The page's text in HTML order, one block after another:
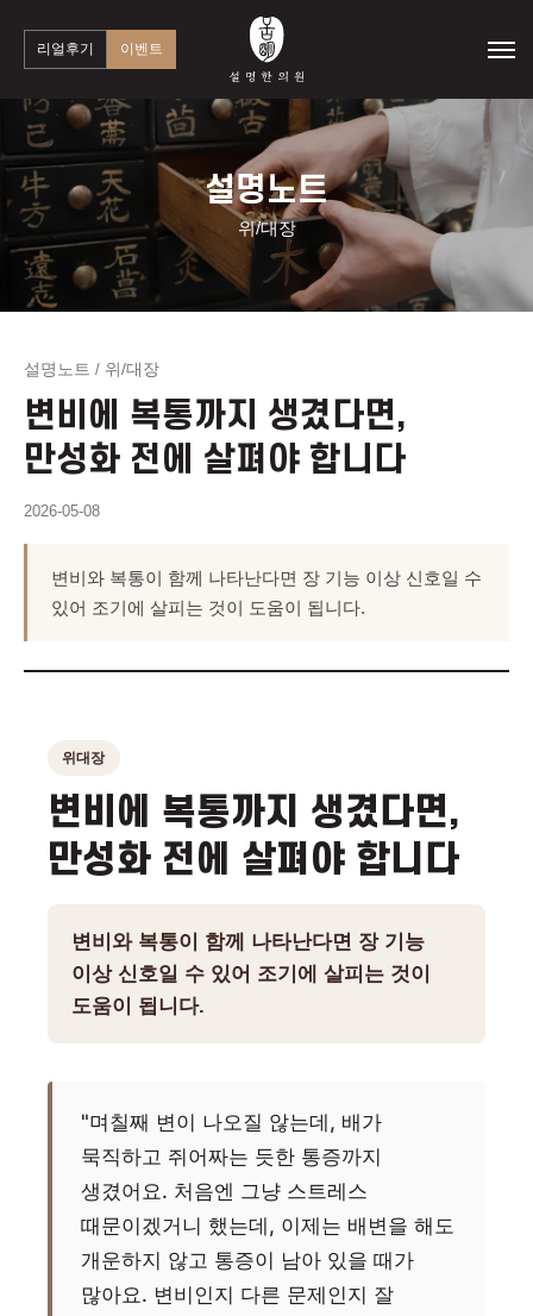
리얼후기 이벤트
설명노트
위/대장
설명노트 / 위/대장
변비에 복통까지 생겼다면,
만성화 전에 살펴야 합니다
2026-05-08
변비와 복통이 함께 나타난다면 장 기능 이상 신호일 수
있어 조기에 살피는 것이 도움이 됩니다.
위대장
변비에 복통까지 생겼다면,
만성화 전에 살펴야 합니다
변비와 복통이 함께 나타난다면 장 기능
이상 신호일 수 있어 조기에 살피는 것이
도움이 됩니다.
"며칠째 변이 나오질 않는데, 배가
묵직하고 쥐어짜는 듯한 통증까지
생겼어요. 처음엔 그냥 스트레스
때문이겠거니 했는데, 이제는 배변을 해도
개운하지 않고 통증이 남아 있을 때가
많아요. 변비인지 다른 문제인지 잘